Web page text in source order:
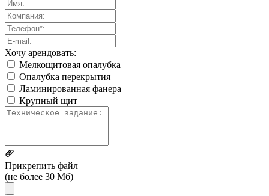
Хочу арендовать:
Мелкощитовая опалубка
Опалубка перекрытия
Ламинированная фанера
Крупный щит
Прикрепить файл
(не более 30 Мб)